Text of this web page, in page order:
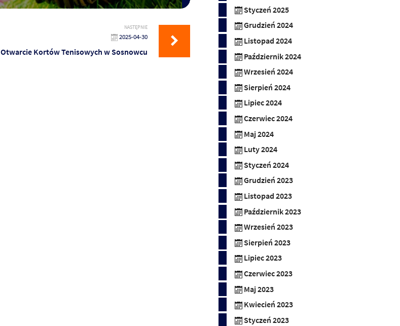
NASTĘPNIE
2025-04-30
Otwarcie Kortów Tenisowych w Sosnowcu
Styczeń 2025
Grudzień 2024
Listopad 2024
Październik 2024
Wrzesień 2024
Sierpień 2024
Lipiec 2024
Czerwiec 2024
Maj 2024
Luty 2024
Styczeń 2024
Grudzień 2023
Listopad 2023
Październik 2023
Wrzesień 2023
Sierpień 2023
Lipiec 2023
Czerwiec 2023
Maj 2023
Kwiecień 2023
Styczeń 2023